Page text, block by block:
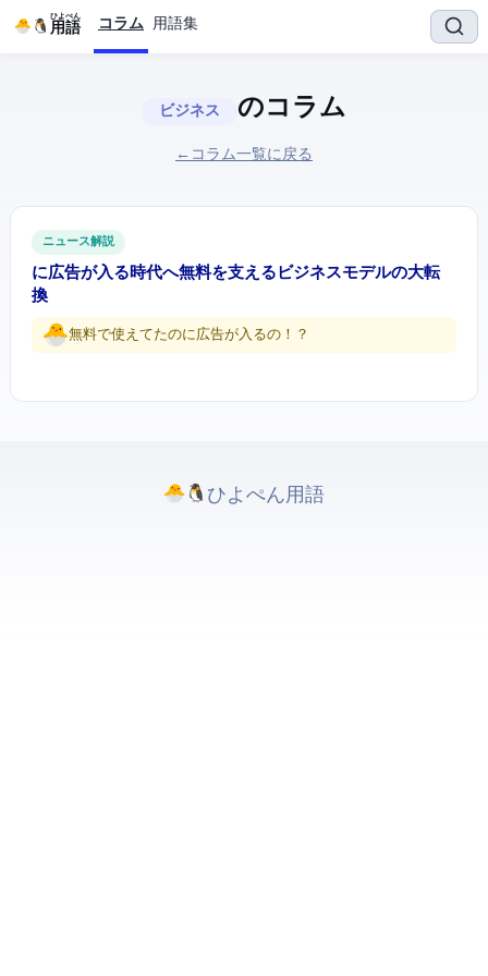
IT用語
ひよぺん コラム 用語集
ビジネス のコラム
← コラム一覧に戻る
ITニュース解説
ChatGPTに広告が入る時代へ — 無料AIを支えるビジネスモデルの大転
換
無料で使えてたのに広告が入るの...！？
ひよぺんIT用語. All rights reserved.